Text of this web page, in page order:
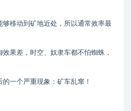
移动到矿地近处，所以通常效率最
果差，时空、奴隶车都不怕蜘蛛，
一个严重现象：矿车乱窜！